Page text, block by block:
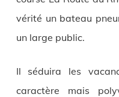
vérité un bateau
un large public.
Il séduira les
caractère mais